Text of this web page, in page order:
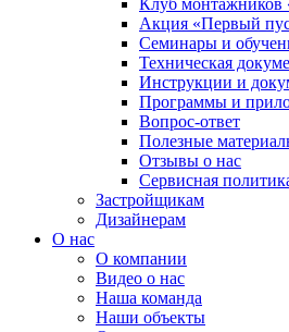
Клуб монтажников
Акция «Первый
Семинары и
Техническая
Инструкции и
Программы и
Вопрос-ответ
Полезные
Отзывы о нас
Сервисная
Застройщикам
Дизайнерам
О нас
О компании
Видео о нас
Наша команда
Наши объекты